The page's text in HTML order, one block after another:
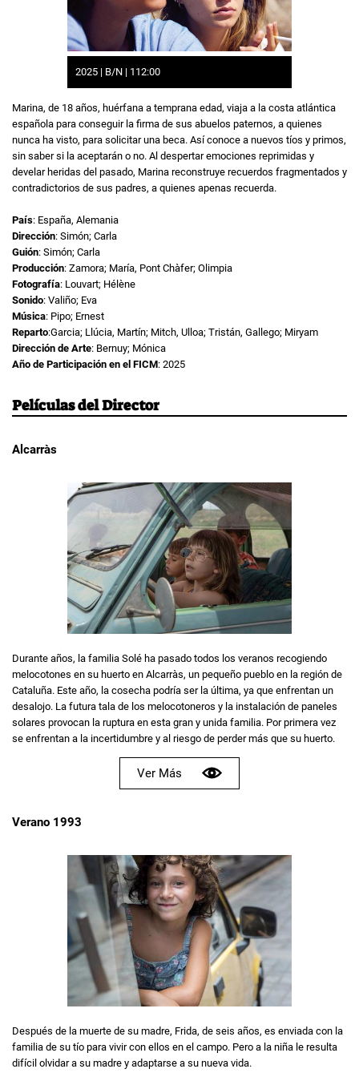
2025 | B/N | 112:00
Marina, de 18 años, huérfana a temprana edad, viaja a la costa atlántica
española para conseguir la firma de sus abuelos paternos, a quienes
nunca ha visto, para solicitar una beca. Así conoce a nuevos tíos y primos,
sin saber si la aceptarán o no. Al despertar emociones reprimidas y
develar heridas del pasado, Marina reconstruye recuerdos fragmentados y
contradictorios de sus padres, a quienes apenas recuerda.
País: España, Alemania
Dirección: Simón; Carla
Guión: Simón; Carla
Producción: Zamora; María, Pont Chàfer; Olimpia
Fotografía: Louvart; Hélène
Sonido: Valiño; Eva
Música: Pipo; Ernest
Reparto:Garcia; Llúcia, Martín; Mitch, Ulloa; Tristán, Gallego; Miryam
Dirección de Arte: Bernuy; Mónica
Año de Participación en el FICM: 2025
Películas del Director
Alcarràs
Durante años, la familia Solé ha pasado todos los veranos recogiendo
melocotones en su huerto en Alcarràs, un pequeño pueblo en la región de
Cataluña. Este año, la cosecha podría ser la última, ya que enfrentan un
desalojo. La futura tala de los melocotoneros y la instalación de paneles
solares provocan la ruptura en esta gran y unida familia. Por primera vez
se enfrentan a la incertidumbre y al riesgo de perder más que su huerto.
Ver Más
Verano 1993
Después de la muerte de su madre, Frida, de seis años, es enviada con la
familia de su tío para vivir con ellos en el campo. Pero a la niña le resulta
difícil olvidar a su madre y adaptarse a su nueva vida.